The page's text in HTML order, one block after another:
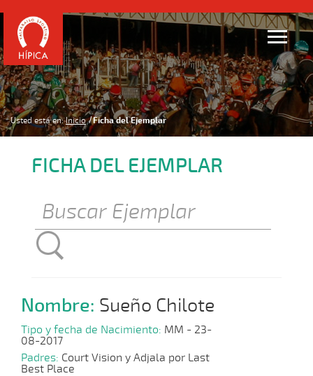
Usted está en: Inicio Ficha del Ejemplar
FICHA DEL EJEMPLAR
Nombre: Sueño Chilote
Tipo y fecha de Nacimiento: MM - 23-
08-2017
Padres: Court Vision y Adjala por Last
Best Place